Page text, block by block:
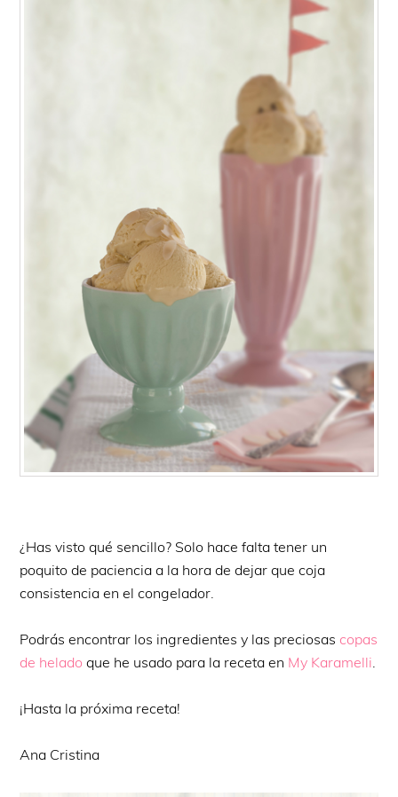
¿Has visto qué sencillo? Solo hace falta tener un
poquito de paciencia a la hora de dejar que coja
consistencia en el congelador.
Podrás encontrar los ingredientes y las preciosas copas
de helado que he usado para la receta en My Karamelli.
¡Hasta la próxima receta!
Ana Cristina